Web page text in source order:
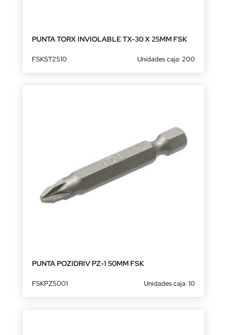
PUNTA TORX INVIOLABLE TX-30 X 25MM FSK
FSKST2510 Unidades caja: 200
PUNTA POZIDRIV PZ-1 50MM FSK
FSKPZ5001 Unidades caja: 10